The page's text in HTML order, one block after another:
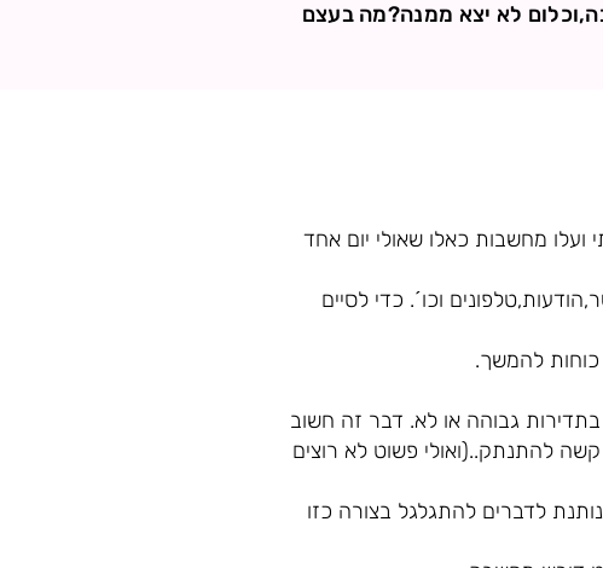
לא יצא ממנה?מה בעצם
מחשבות כאלו שאולי יום אחד
וכו´. כדי לסיים
להמשך.
גבוהה או לא. דבר זה חשוב
להתנתק..(ואולי פשוט לא רוצים
לדברים להתגלגל בצורה כזו